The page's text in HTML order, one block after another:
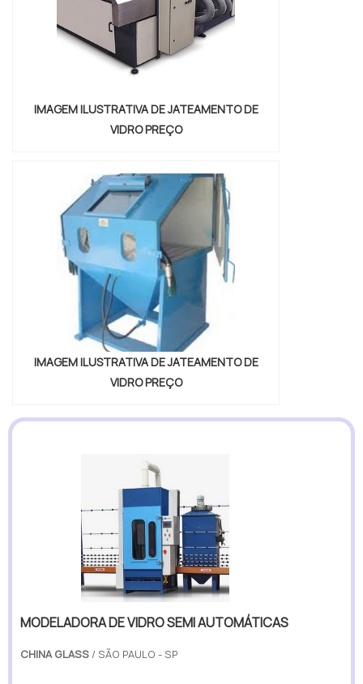
IMAGEM ILUSTRATIVA DE JATEAMENTO DE
VIDRO PREÇO
IMAGEM ILUSTRATIVA DE JATEAMENTO DE
VIDRO PREÇO
MODELADORA DE VIDRO SEMI AUTOMÁTICAS
CHINA GLASS / SÃO PAULO - SP